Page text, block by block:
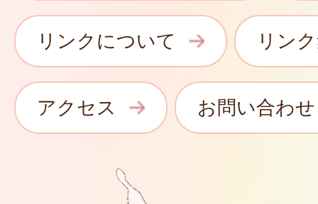
リンクについて リン
アクセス お問い合わせ